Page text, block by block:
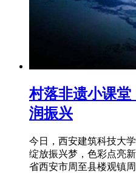
村落非遗小课
润振兴
今日，西安建筑科技大
绽放振兴梦，色彩点亮
省西安市周至县楼观镇